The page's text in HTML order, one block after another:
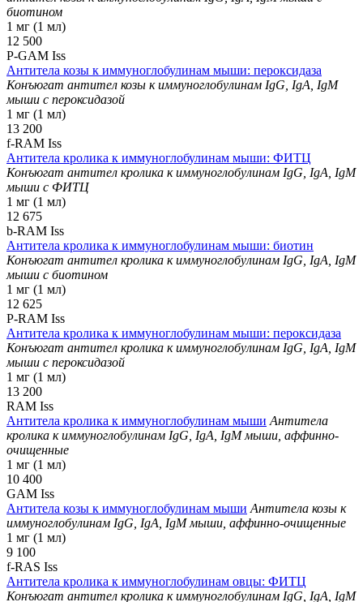
биотином
1 мг (1 мл)
12 500
P-GAM Iss
Антитела козы к иммуноглобулинам мыши: пероксидаза
Конъюгат антител козы к иммуноглобулинам IgG, IgA, IgM
мыши с пероксидазой
1 мг (1 мл)
13 200
f-RAM Iss
Антитела кролика к иммуноглобулинам мыши: ФИТЦ
Конъюгат антител кролика к иммуноглобулинам IgG, IgA, IgM
мыши с ФИТЦ
1 мг (1 мл)
12 675
b-RAM Iss
Антитела кролика к иммуноглобулинам мыши: биотин
Конъюгат антител кролика к иммуноглобулинам IgG, IgA, IgM
мыши с биотином
1 мг (1 мл)
12 625
P-RAM Iss
Антитела кролика к иммуноглобулинам мыши: пероксидаза
Конъюгат антител кролика к иммуноглобулинам IgG, IgA, IgM
мыши с пероксидазой
1 мг (1 мл)
13 200
RAM Iss
Антитела кролика к иммуноглобулинам мыши Антитела
кролика к иммуноглобулинам IgG, IgA, IgM мыши, аффинно-
очищенные
1 мг (1 мл)
10 400
GAM Iss
Антитела козы к иммуноглобулинам мыши Антитела козы к
иммуноглобулинам IgG, IgA, IgM мыши, аффинно-очищенные
1 мг (1 мл)
9 100
f-RAS Iss
Антитела кролика к иммуноглобулинам овцы: ФИТЦ
Конъюгат антител кролика к иммуноглобулинам IgG, IgA, IgM